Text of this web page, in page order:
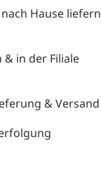
Hause liefern
& in der Filiale
& Versand